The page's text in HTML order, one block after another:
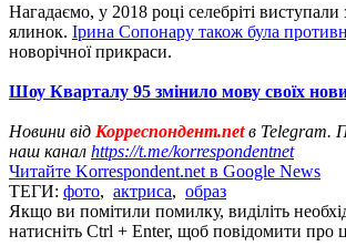
Нагадаємо, у 2018 році селебріті виступали
ялинок. Ірина Сопонару також була
новорічної прикраси.
Шоу Кварталу 95 змінило мову своїх
Новини від Корреспондент.netв Telegram.
наш канал https://t.me/korrespondentnet
Читайте Korrespondent.net в Google News
ТЕГИ: фото, актриса, образ
Якщо ви помітили помилку, виділіть
натисніть Ctrl + Enter, щоб повідомити про